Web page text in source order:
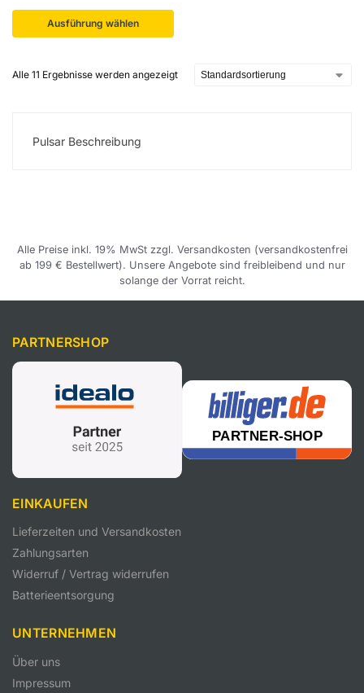
Ausführung wählen
Alle 11 Ergebnisse werden angezeigt
Pulsar Beschreibung
Alle Preise inkl. 19% MwSt zzgl. Versandkosten (versandkostenfrei
ab 199 € Bestellwert). Unsere Angebote sind freibleibend und nur
solange der Vorrat reicht.
PARTNERSHOP
EINKAUFEN
Lieferzeiten und Versandkosten
Zahlungsarten
Widerruf / Vertrag widerrufen
Batterieentsorgung
UNTERNEHMEN
Über uns
Impressum